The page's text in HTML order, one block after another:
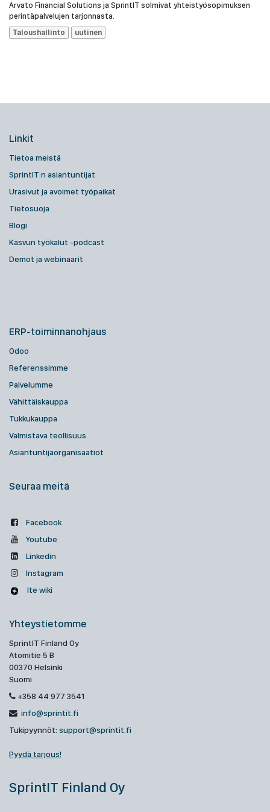
Arvato Financial Solutions ja SprintIT solmivat yhteistyösopimuksen
perintäpalvelujen tarjonnasta.
Taloushallinto
uutinen
Linkit
Tietoa meistä
SprintIT:n asiantuntijat
Urasivut ja avoimet työpaikat
Tietosuoja
Blogi
Kasvun työkalut -podcast
Demot ja webinaarit
ERP-toiminnanohjaus
Odoo
Referenssimme
Palvelumme
Vähittäiskauppa
Tukkukauppa
Valmistava teollisuus
Asiantuntijaorganisaatiot
Seuraa meitä
Facebook
Youtube
Linkedin
Instagram
Ite wiki
Yhteystietomme
SprintIT Finland Oy
Atomitie 5 B
00370 Helsinki
Suomi
+358 44 977 3541
info@sprintit.fi
Tukipyynnöt: support@sprintit.fi
Pyydä tarjous!
SprintIT Finland Oy